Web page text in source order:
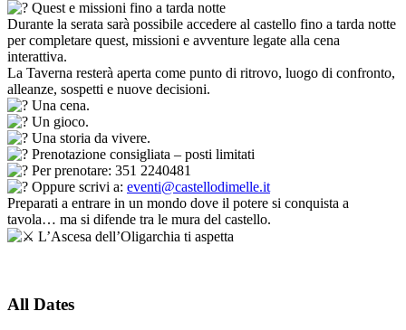
Quest e missioni fino a tarda notte
Durante la serata sarà possibile accedere al castello fino a tarda notte
per completare quest, missioni e avventure legate alla cena
interattiva.
La Taverna resterà aperta come punto di ritrovo, luogo di confronto,
alleanze, sospetti e nuove decisioni.
Una cena.
Un gioco.
Una storia da vivere.
Prenotazione consigliata – posti limitati
Per prenotare: 351 2240481
Oppure scrivi a: eventi@castellodimelle.it
Preparati a entrare in un mondo dove il potere si conquista a
tavola… ma si difende tra le mura del castello.
L’Ascesa dell’Oligarchia ti aspetta
All Dates